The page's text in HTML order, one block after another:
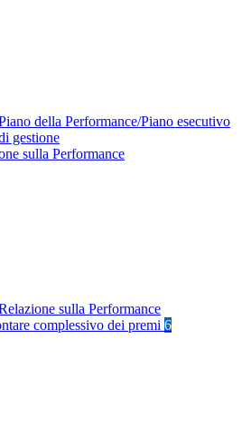
della Performance/Piano esecutivo
gestione
sulla Performance
sulla Performance
complessivo dei premi 6